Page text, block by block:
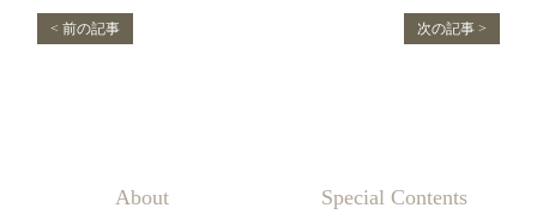
< 前の記事 次の記事 >
About Special Contents